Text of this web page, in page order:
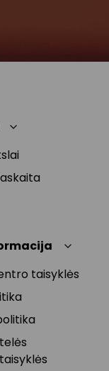
taisyklės